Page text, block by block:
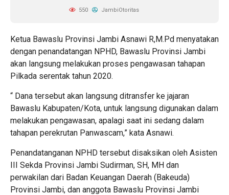
550 JambiOtoritas
Ketua Bawaslu Provinsi Jambi Asnawi R,M.Pd menyatakan
dengan penandatangan NPHD, Bawaslu Provinsi Jambi
akan langsung melakukan proses pengawasan tahapan
Pilkada serentak tahun 2020.
“ Dana tersebut akan langsung ditransfer ke jajaran
Bawaslu Kabupaten/Kota, untuk langsung digunakan dalam
melakukan pengawasan, apalagi saat ini sedang dalam
tahapan perekrutan Panwascam,” kata Asnawi.
Penandatanganan NPHD tersebut disaksikan oleh Asisten
III Sekda Provinsi Jambi Sudirman, SH, MH dan
perwakilan dari Badan Keuangan Daerah (Bakeuda)
Provinsi Jambi, dan anggota Bawaslu Provinsi Jambi